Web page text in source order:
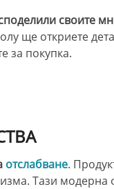
своите
ще откриете
за покупка.
отслабване.
Тази